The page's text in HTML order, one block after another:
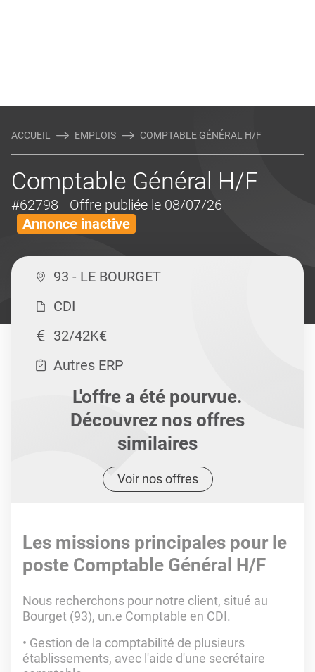
ACCUEIL EMPLOIS COMPTABLE GÉNÉRAL H/F
Comptable Général H/F
#62798 - Offre publiée le 08/07/26
Annonce inactive
93 - LE BOURGET
CDI
32/42K€
Autres ERP
L'offre a été pourvue.
Découvrez nos offres
similaires
Voir nos offres
Les missions principales pour le
poste Comptable Général H/F
Nous recherchons pour notre client, situé au
Bourget (93), un.e Comptable en CDI.
Gestion de la comptabilité de plusieurs
établissements, avec l'aide d'une secrétaire